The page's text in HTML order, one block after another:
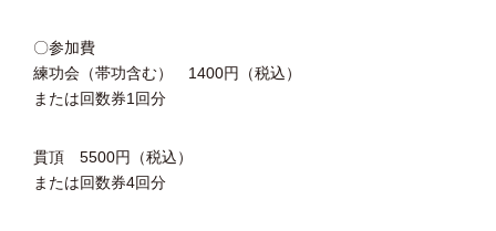
〇参加費
練功会（帯功含む） 1400円（税込）
または回数券1回分
貫頂 5500円（税込）
または回数券4回分